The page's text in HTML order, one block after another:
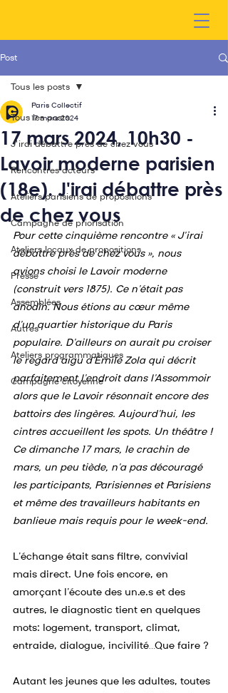
Post
Tous les posts
J'irai débattre près de chez vous
Rencontres acteurs
Ateliers parisiens de propositions
Campagne de priorisation
Ateliers locaux de propositions
Presse
Assemblées
Autres
Ateliers programmatiques
Campagne citoyenne
Tous les posts
17 mars 2024, 10h30 -
Lavoir moderne parisien
(18e). J'irai débattre près
de chez vous
Paris Collectif
17 mars 2024
Pour cette cinquième rencontre « J’irai
débattre près de chez vous », nous
avions choisi le Lavoir moderne
(construit vers 1875). Ce n’était pas
anodin. Nous étions au cœur même
d’un quartier historique du Paris
populaire. D’ailleurs on aurait pu croiser
le regard aigu d’Émile Zola qui décrit
parfaitement l’endroit dans l’Assommoir
alors que le Lavoir résonnait encore des
battoirs des lingères. Aujourd’hui, les
cintres accueillent les spots. Un théâtre !
Ce dimanche 17 mars, le crachin de
mars, un peu tiède, n’a pas découragé
les participants, Parisiennes et Parisiens
et même des travailleurs habitants en
banlieue mais requis pour le week-end.
L’échange était sans filtre, convivial
mais direct. Une fois encore, en
amorçant l’écoute des un.e.s et des
autres, le diagnostic tient en quelques
mots: logement, transport, climat,
entraide, dialogue, incivilité…Que faire ?
Autant les jeunes que les adultes, toutes